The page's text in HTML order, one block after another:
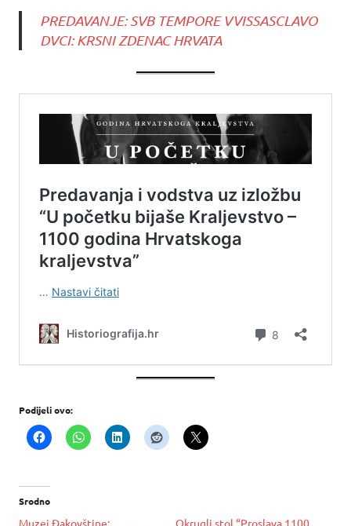
PREDAVANJE: SVB TEMPORE VVISSASCLAVO
DVCI: KRSNI ZDENAC HRVATA
Podijeli ovo:
Srodno
Muzej Đakovštine:
Okrugli stol “Proslava 1100